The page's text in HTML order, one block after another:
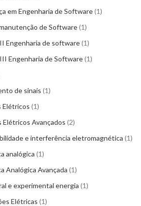
em Engenharia de Software 1
de Software 1
Engenharia de software 1
Engenharia de Software 1
de sinais 1
Elétricos 1
Avançados 2
e interferência eletromagnética 1
analógica 1
Analógica Avançada 1
e experimental energia 1
Elétricas 1